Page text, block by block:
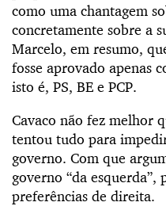
como uma chantagem
concretamente sobre a
Marcelo, em resumo,
fosse aprovado apenas
isto é, PS, BE e PCP.
Cavaco não fez melhor
tentou tudo para
governo. Com que
governo “da
preferências de direita.